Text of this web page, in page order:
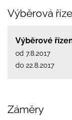
Výběrová
Výběrové
od 7.8.2017
do 22.8.2017
Záměry